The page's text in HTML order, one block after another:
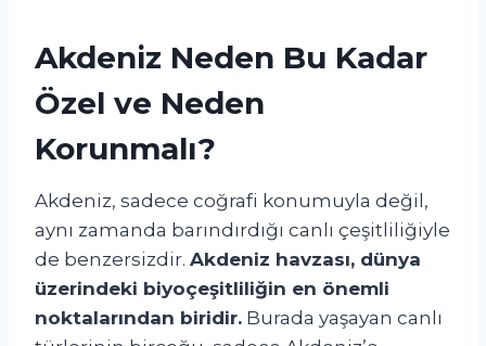
Akdeniz Neden Bu Kadar
Özel ve Neden
Korunmalı?
Akdeniz, sadece coğrafi konumuyla değil,
aynı zamanda barındırdığı canlı çeşitliliğiyle
de benzersizdir. Akdeniz havzası, dünya
üzerindeki biyoçeşitliliğin en önemli
noktalarından biridir. Burada yaşayan canlı